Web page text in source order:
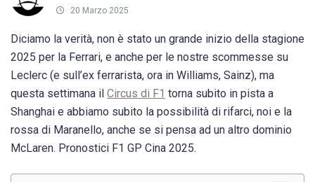
20 Marzo 2025
Diciamo la verità, non è stato un grande inizio della stagione
2025 per la Ferrari, e anche per le nostre scommesse su
Leclerc (e sull’ex ferrarista, ora in Williams, Sainz), ma
questa settimana il Circus di F1 torna subito in pista a
Shanghai e abbiamo subito la possibilità di rifarci, noi e la
rossa di Maranello, anche se si pensa ad un altro dominio
McLaren. Pronostici F1 GP Cina 2025.